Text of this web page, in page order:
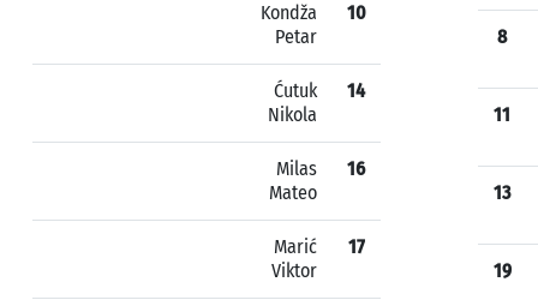
Kondža
Petar
10
Ćutuk
Nikola
14
Milas
Mateo
16
Marić
Viktor
17
8
11
13
19